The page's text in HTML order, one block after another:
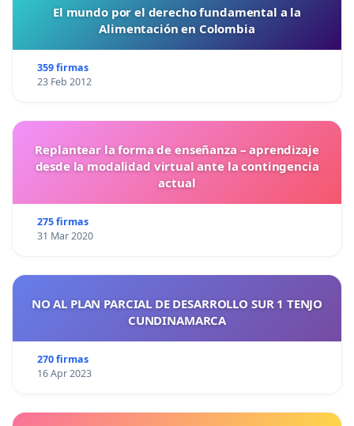
El mundo por el derecho fundamental a la
Alimentación en Colombia
359 firmas
23 Feb 2012
Replantear la forma de enseñanza – aprendizaje
desde la modalidad virtual ante la contingencia
actual
275 firmas
31 Mar 2020
NO AL PLAN PARCIAL DE DESARROLLO SUR 1 TENJO
CUNDINAMARCA
270 firmas
16 Apr 2023